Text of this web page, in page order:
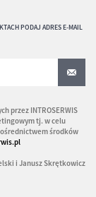
PODAJ ADRES E-MAIL
przez INTROSERWIS
tj. w celu
środków
i Janusz Skrętkowicz